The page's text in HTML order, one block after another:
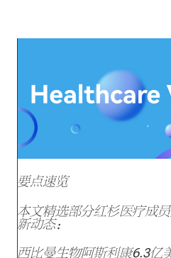
要点速览
本文精选部分红杉医疗成
新动态：
西比曼生物阿斯利康6.3亿